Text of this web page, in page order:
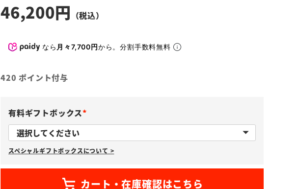
46,200
なら 月々7,700円から。分割手数料無料
420 ポイント付与
有料ギフトボックス
(
必
スペシャルギフトボックスについて >